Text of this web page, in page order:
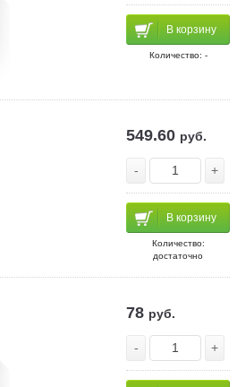
В корзину
Количество: -
549.60 руб.
- +
В корзину
Количество:
достаточно
78 руб.
- +